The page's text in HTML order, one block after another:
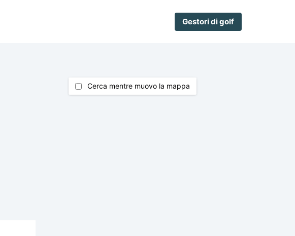
Gestori di golf
Cerca mentre muovo la mappa